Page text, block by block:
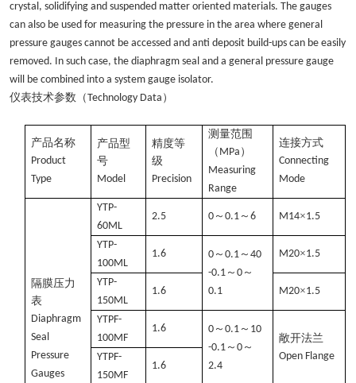
crystal, solidifying and suspended matter oriented materials. The gauges
can also be used for measuring the pressure in the area where general
pressure gauges cannot be accessed and anti deposit build-ups can be easily
removed. In such case, the diaphragm seal and a general pressure gauge
will be combined into a system gauge isolator.
仪表技术参数（Technology Data ）
产品名称
Product
Type
产品型
号
Model
精度等
级
Precision
测量范围
（ MPa ）
Measuring
Range
连接方式
Connecting
Mode
隔膜压力
表
Diaphragm
Seal
Pressure
Gauges
YTP-
60ML
2.5 0 ～0.1 ～6 M14×1.5
YTP-
100ML
1.6 0 ～0.1 ～40
-0.1 ～0 ～
0.1
M20×1.5
YTP-
150ML
1.6 M20×1.5
YTPF-
100MF
1.6 0 ～0.1 ～ 10
-0.1 ～0 ～
2.4
敞开法兰
Open Flange
YTPF-
150MF
1.6